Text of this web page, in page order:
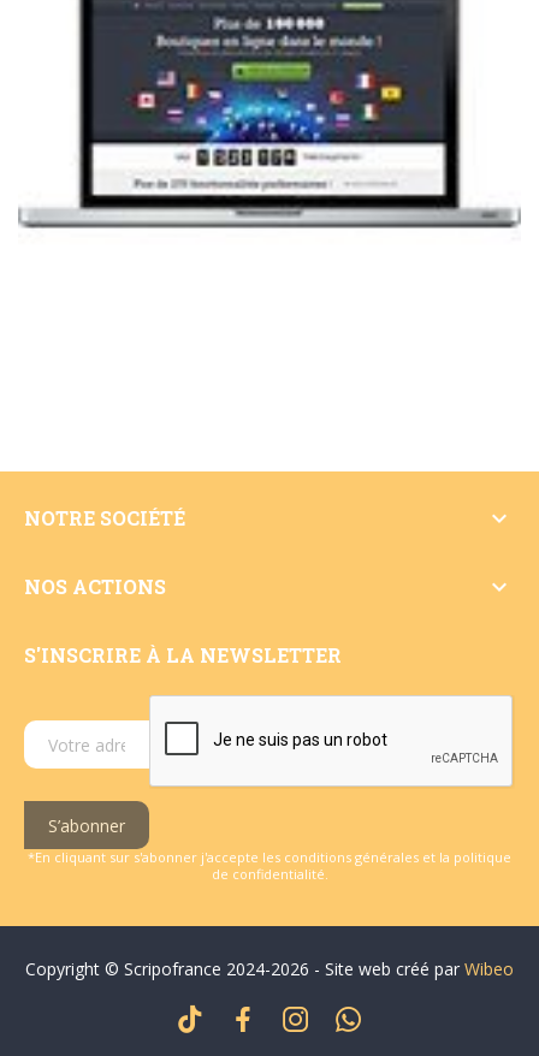
NOTRE SOCIÉTÉ 
NOS ACTIONS 
S'INSCRIRE À LA NEWSLETTER
S’abonner
*En cliquant sur s'abonner j'accepte les conditions générales et la politique
de confidentialité.
Copyright © Scripofrance 2024-2026 - Site web créé par Wibeo